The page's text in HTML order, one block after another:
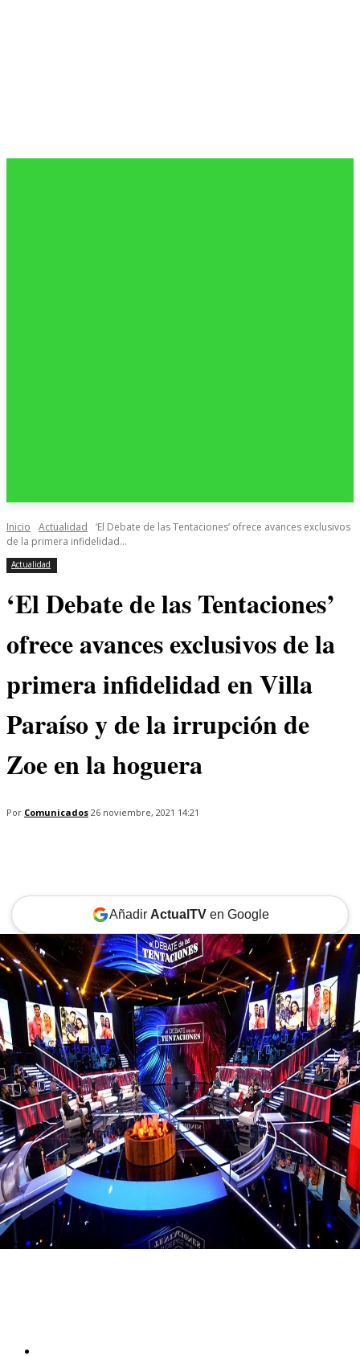
Inicio Actualidad
‘El Debate de las Tentaciones’ ofrece avances exclusivos
de la primera infidelidad...
Actualidad
‘El Debate de las Tentaciones’
ofrece avances exclusivos de la
primera infidelidad en Villa
Paraíso y de la irrupción de
Zoe en la hoguera
Por Comunicados 26 noviembre, 2021 14:21
Añadir ActualTVen Google